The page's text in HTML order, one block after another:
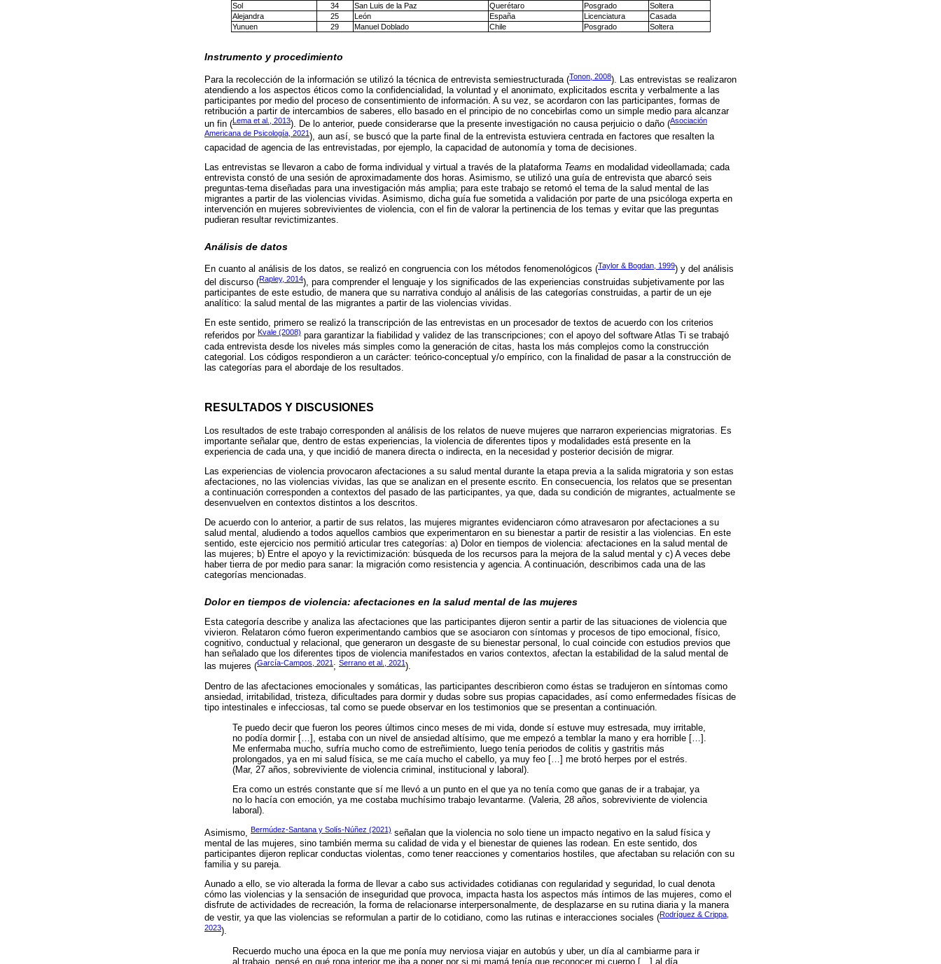
Sol
34 San Luis de la Paz Querétaro Posgrado
Soltera
Alejandra
25 León España Licenciatura
Casada
Yunuen
29 Manuel Doblado Chile Posgrado Soltera
Instrumento y procedimiento
Para la recolección de la información se utilizó la técnica de entrevista semiestructurada (Tonon, 2008). Las entrevistas se realizaron
atendiendo a los aspectos éticos como la confidencialidad, la voluntad y el anonimato, explicitados escrita y verbalmente a las
participantes por medio del proceso de consentimiento de información. A su vez, se acordaron con las participantes, formas de
retribución a partir de intercambios de saberes, ello basado en el principio de no concebirlas como un simple medio para alcanzar
un fin (Lema et al., 2013). De lo anterior, puede considerarse que la presente investigación no causa perjuicio o daño (Asociación
Americana de Psicología, 2021), aun así, se buscó que la parte final de la entrevista estuviera centrada en factores que resalten la
capacidad de agencia de las entrevistadas, por ejemplo, la capacidad de autonomía y toma de decisiones.
Las entrevistas se llevaron a cabo de forma individual y virtual a través de la plataforma Teams en modalidad videollamada; cada
entrevista constó de una sesión de aproximadamente dos horas. Asimismo, se utilizó una guía de entrevista que abarcó seis
preguntas-tema diseñadas para una investigación más amplia; para este trabajo se retomó el tema de la salud mental de las
migrantes a partir de las violencias vividas. Asimismo, dicha guía fue sometida a validación por parte de una psicóloga experta en
intervención en mujeres sobrevivientes de violencia, con el fin de valorar la pertinencia de los temas y evitar que las preguntas
pudieran resultar revictimizantes.
Análisis de datos
En cuanto al análisis de los datos, se realizó en congruencia con los métodos fenomenológicos (Taylor & Bogdan, 1999) y del análisis
del discurso (Rapley, 2014), para comprender el lenguaje y los significados de las experiencias construidas subjetivamente por las
participantes de este estudio, de manera que su narrativa condujo al análisis de las categorías construidas, a partir de un eje
analítico: la salud mental de las migrantes a partir de las violencias vividas.
En este sentido, primero se realizó la transcripción de las entrevistas en un procesador de textos de acuerdo con los criterios
referidos por Kvale (2008) para garantizar la fiabilidad y validez de las transcripciones; con el apoyo del software Atlas Ti se trabajó
cada entrevista desde los niveles más simples como la generación de citas, hasta los más complejos como la construcción
categorial. Los códigos respondieron a un carácter: teórico-conceptual y/o empírico, con la finalidad de pasar a la construcción de
las categorías para el abordaje de los resultados.
RESULTADOS Y DISCUSIONES
Los resultados de este trabajo corresponden al análisis de los relatos de nueve mujeres que narraron experiencias migratorias. Es
importante señalar que, dentro de estas experiencias, la violencia de diferentes tipos y modalidades está presente en la
experiencia de cada una, y que incidió de manera directa o indirecta, en la necesidad y posterior decisión de migrar.
Las experiencias de violencia provocaron afectaciones a su salud mental durante la etapa previa a la salida migratoria y son estas
afectaciones, no las violencias vividas, las que se analizan en el presente escrito. En consecuencia, los relatos que se presentan
a continuación corresponden a contextos del pasado de las participantes, ya que, dada su condición de migrantes, actualmente se
desenvuelven en contextos distintos a los descritos.
De acuerdo con lo anterior, a partir de sus relatos, las mujeres migrantes evidenciaron cómo atravesaron por afectaciones a su
salud mental, aludiendo a todos aquellos cambios que experimentaron en su bienestar a partir de resistir a las violencias. En este
sentido, este ejercicio nos permitió articular tres categorías: a) Dolor en tiempos de violencia: afectaciones en la salud mental de
las mujeres; b) Entre el apoyo y la revictimización: búsqueda de los recursos para la mejora de la salud mental y c) A veces debe
haber tierra de por medio para sanar: la migración como resistencia y agencia. A continuación, describimos cada una de las
categorías mencionadas.
Dolor en tiempos de violencia: afectaciones en la salud mental de las mujeres
Esta categoría describe y analiza las afectaciones que las participantes dijeron sentir a partir de las situaciones de violencia que
vivieron. Relataron cómo fueron experimentando cambios que se asociaron con síntomas y procesos de tipo emocional, físico,
cognitivo, conductual y relacional, que generaron un desgaste de su bienestar personal, lo cual coincide con estudios previos que
han señalado que los diferentes tipos de violencia manifestados en varios contextos, afectan la estabilidad de la salud mental de
las mujeres (García-Campos, 2021; Serrano et al., 2021).
Dentro de las afectaciones emocionales y somáticas, las participantes describieron como éstas se tradujeron en síntomas como
ansiedad, irritabilidad, tristeza, dificultades para dormir y dudas sobre sus propias capacidades, así como enfermedades físicas de
tipo intestinales e infecciosas, tal como se puede observar en los testimonios que se presentan a continuación.
Te puedo decir que fueron los peores últimos cinco meses de mi vida, donde sí estuve muy estresada, muy irritable,
no podía dormir […], estaba con un nivel de ansiedad altísimo, que me empezó a temblar la mano y era horrible […].
Me enfermaba mucho, sufría mucho como de estreñimiento, luego tenía periodos de colitis y gastritis más
prolongados, ya en mi salud física, se me caía mucho el cabello, ya muy feo […] me brotó herpes por el estrés.
(Mar, 27 años, sobreviviente de violencia criminal, institucional y laboral).
Era como un estrés constante que sí me llevó a un punto en el que ya no tenía como que ganas de ir a trabajar, ya
no lo hacía con emoción, ya me costaba muchísimo trabajo levantarme. (Valeria, 28 años, sobreviviente de violencia
laboral).
Asimismo, Bermúdez-Santana y Solís-Núñez (2021) señalan que la violencia no solo tiene un impacto negativo en la salud física y
mental de las mujeres, sino también merma su calidad de vida y el bienestar de quienes las rodean. En este sentido, dos
participantes dijeron replicar conductas violentas, como tener reacciones y comentarios hostiles, que afectaban su relación con su
familia y su pareja.
Aunado a ello, se vio alterada la forma de llevar a cabo sus actividades cotidianas con regularidad y seguridad, lo cual denota
cómo las violencias y la sensación de inseguridad que provoca, impacta hasta los aspectos más íntimos de las mujeres, como el
disfrute de actividades de recreación, la forma de relacionarse interpersonalmente, de desplazarse en su rutina diaria y la manera
de vestir, ya que las violencias se reformulan a partir de lo cotidiano, como las rutinas e interacciones sociales (Rodríguez & Crippa,
2023).
Recuerdo mucho una época en la que me ponía muy nerviosa viajar en autobús y uber, un día al cambiarme para ir
al trabajo, pensé en qué ropa interior me iba a poner por si mi mamá tenía que reconocer mi cuerpo […] al día